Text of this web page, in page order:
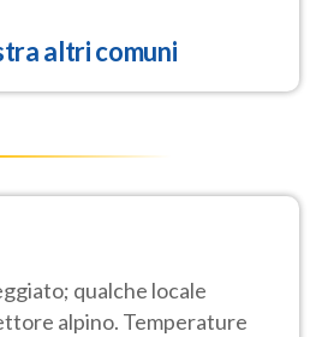
altri comuni
qualche locale
alpino. Temperature